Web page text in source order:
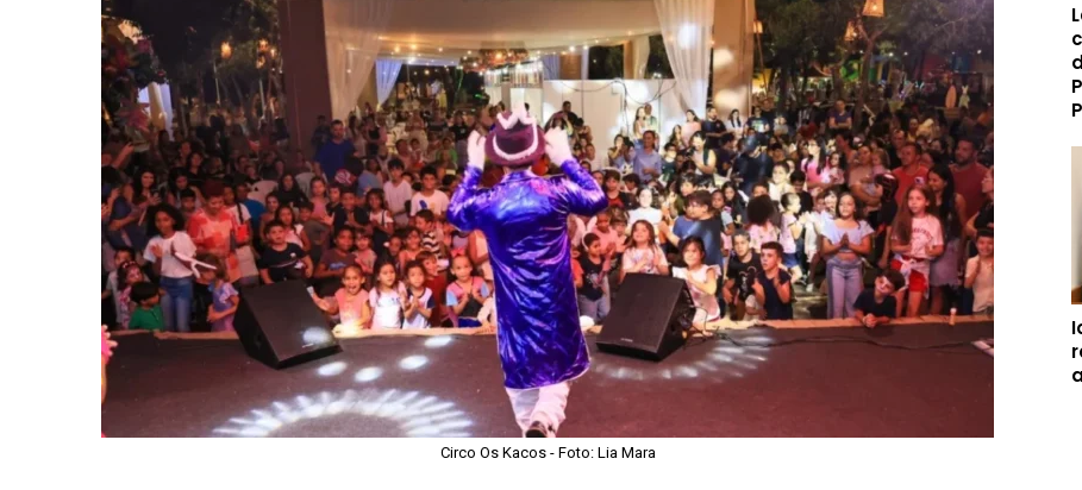
Circo Os Kacos - Foto: Lia Mara